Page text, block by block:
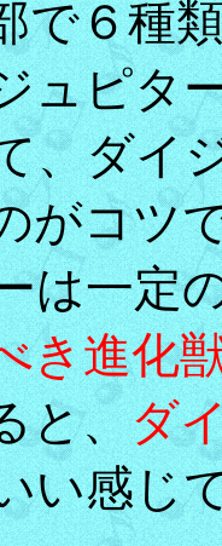
で６種
ュピタ
、ダイ
がコツ
は一定
き進化
と、ダ
い感じ